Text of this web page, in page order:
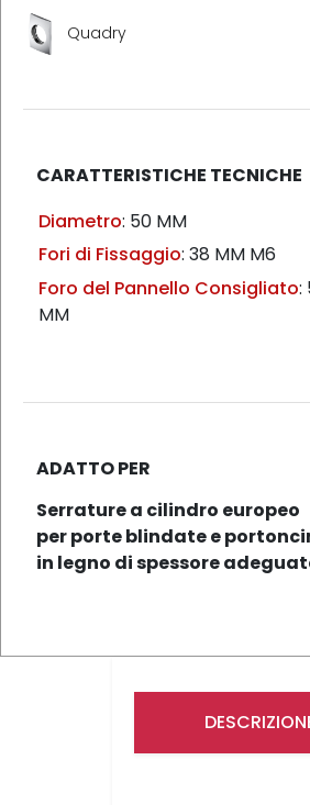
Quadry
CARATTERISTICHE TECNICHE
Diametro: 50 MM
Fori di Fissaggio: 38 MM M6
Foro del Pannello Consigliato:
MM
ADATTO PER
Serrature a cilindro europeo
per porte blindate e
in legno di spessore